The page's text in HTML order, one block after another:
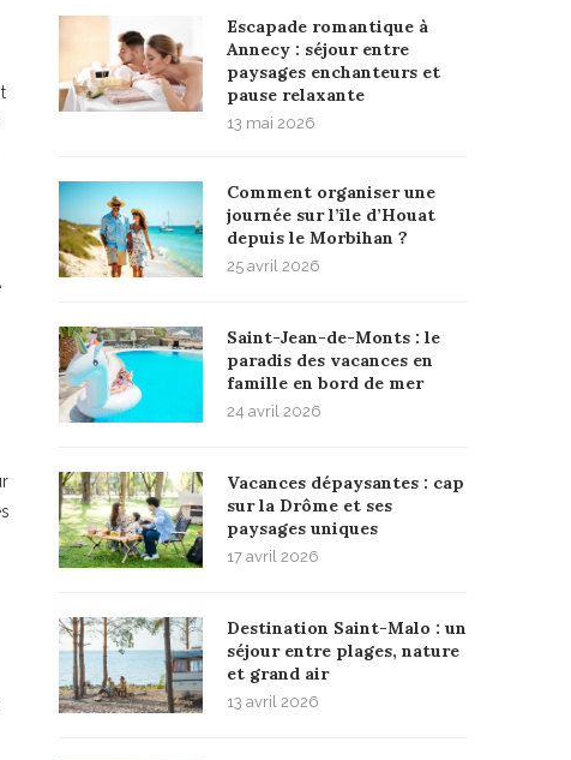
Escapade romantique à
Annecy : séjour entre
paysages enchanteurs et
pause relaxante
13 mai 2026
Comment organiser une
journée sur l’île d’Houat
depuis le Morbihan ?
25 avril 2026
Saint-Jean-de-Monts : le
paradis des vacances en
famille en bord de mer
24 avril 2026
Vacances dépaysantes : cap
sur la Drôme et ses
paysages uniques
17 avril 2026
Destination Saint-Malo : un
séjour entre plages, nature
et grand air
13 avril 2026